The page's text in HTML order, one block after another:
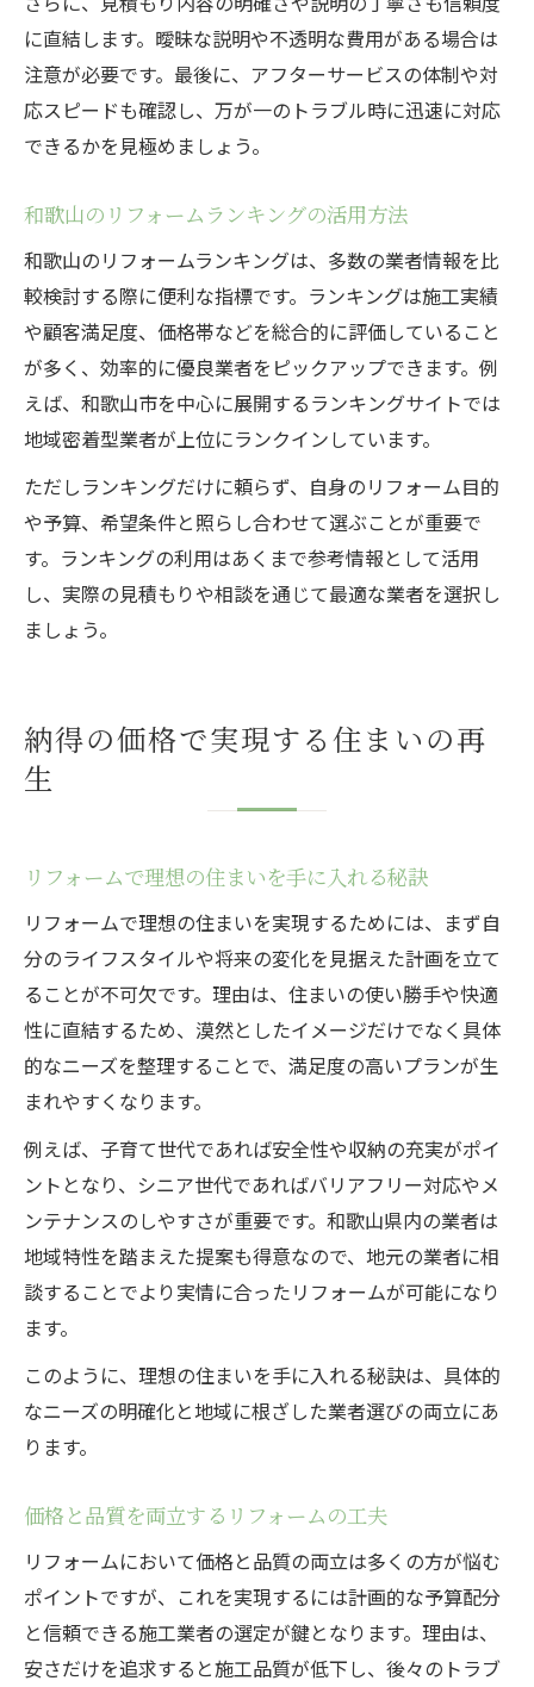
に直結します。曖昧な説明や不透明な費用がある場合は
注意が必要です。最後に、アフターサービスの体制や対
応スピードも確認し、万が一のトラブル時に迅速に対応
できるかを見極めましょう。
和歌山のリフォームランキングの活用方法
和歌山のリフォームランキングは、多数の業者情報を比
較検討する際に便利な指標です。ランキングは施工実績
や顧客満足度、価格帯などを総合的に評価していること
が多く、効率的に優良業者をピックアップできます。例
えば、和歌山市を中心に展開するランキングサイトでは
地域密着型業者が上位にランクインしています。
ただしランキングだけに頼らず、自身のリフォーム目的
や予算、希望条件と照らし合わせて選ぶことが重要で
す。ランキングの利用はあくまで参考情報として活用
し、実際の見積もりや相談を通じて最適な業者を選択し
ましょう。
納得の価格で実現する住まいの再
生
リフォームで理想の住まいを手に入れる秘訣
リフォームで理想の住まいを実現するためには、まず自
分のライフスタイルや将来の変化を見据えた計画を立て
ることが不可欠です。理由は、住まいの使い勝手や快適
性に直結するため、漠然としたイメージだけでなく具体
的なニーズを整理することで、満足度の高いプランが生
まれやすくなります。
例えば、子育て世代であれば安全性や収納の充実がポイ
ントとなり、シニア世代であればバリアフリー対応やメ
ンテナンスのしやすさが重要です。和歌山県内の業者は
地域特性を踏まえた提案も得意なので、地元の業者に相
談することでより実情に合ったリフォームが可能になり
ます。
このように、理想の住まいを手に入れる秘訣は、具体的
なニーズの明確化と地域に根ざした業者選びの両立にあ
ります。
価格と品質を両立するリフォームの工夫
リフォームにおいて価格と品質の両立は多くの方が悩む
ポイントですが、これを実現するには計画的な予算配分
と信頼できる施工業者の選定が鍵となります。理由は、
安さだけを追求すると施工品質が低下し、後々のトラブ